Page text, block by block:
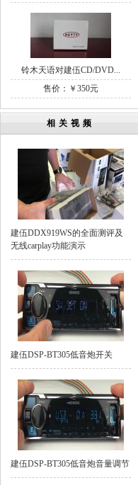
铃木天语对建伍CD/DVD...
售价：￥350元
相关视频
建伍DDX919WS的全面测评及
无线carplay功能演示
建伍DSP-BT305低音炮开关
建伍DSP-BT305低音炮音量调节